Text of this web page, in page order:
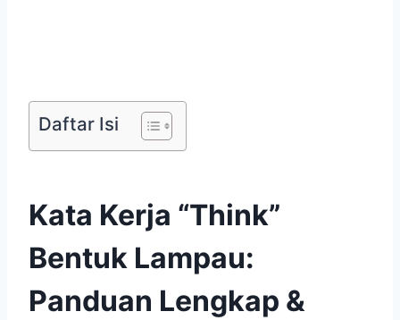
Daftar Isi
Kata Kerja “Think”
Bentuk Lampau:
Panduan Lengkap &